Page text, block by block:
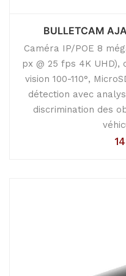
BULLETCAM
Caméra IP/POE 8
px @ 25 fps 4K UHD),
vision 100-110°,
détection avec
discrimination des